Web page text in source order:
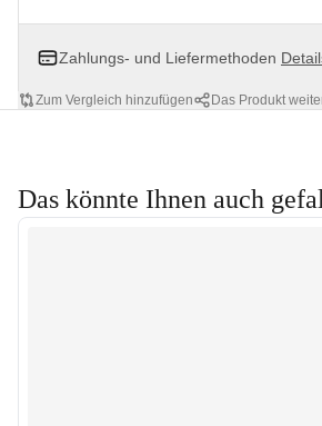
Zahlungs- und Liefermethoden
Zum Vergleich hinzufügen Das Produkt
Das könnte Ihnen auch